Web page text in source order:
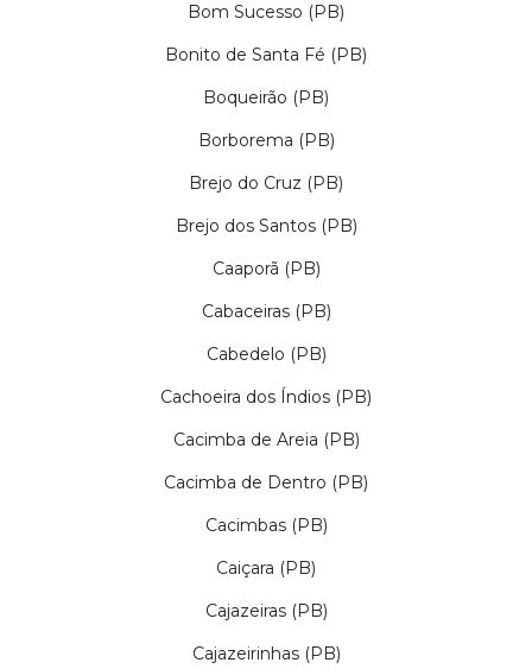
Bom Sucesso (PB)
Bonito de Santa Fé (PB)
Boqueirão (PB)
Borborema (PB)
Brejo do Cruz (PB)
Brejo dos Santos (PB)
Caaporã (PB)
Cabaceiras (PB)
Cabedelo (PB)
Cachoeira dos Índios (PB)
Cacimba de Areia (PB)
Cacimba de Dentro (PB)
Cacimbas (PB)
Caiçara (PB)
Cajazeiras (PB)
Cajazeirinhas (PB)